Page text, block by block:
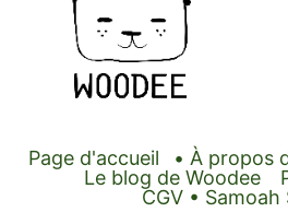
Page d'accueil • À propos
Le blog de Woodee
CGV •